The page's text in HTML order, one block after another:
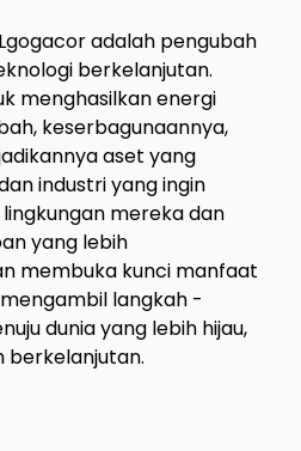
adalah pengubah
berkelanjutan.
menghasilkan energi
keserbagunaannya,
aset yang
industri yang ingin
mereka dan
yang lebih
membuka kunci manfaat
langkah -
dunia yang lebih hijau,
berkelanjutan.